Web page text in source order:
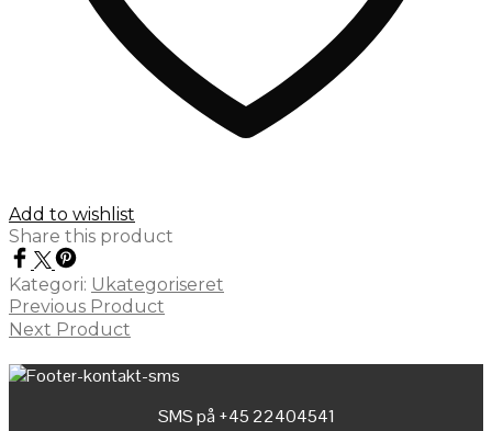
Add to wishlist
Share this product
Kategori: Ukategoriseret
Previous Product
Next Product
SMS på +45 22404541